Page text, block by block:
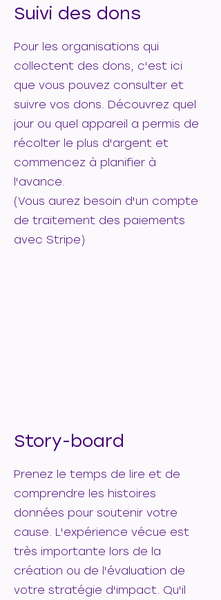
Suivi des dons
Pour les organisations qui
collectent des dons, c'est ici
que vous pouvez consulter et
suivre vos dons. Découvrez quel
jour ou quel appareil a permis de
récolter le plus d'argent et
commencez à planifier à
l'avance.
(Vous aurez besoin d'un compte
de traitement des paiements
avec Stripe)
Story-board
Prenez le temps de lire et de
comprendre les histoires
données pour soutenir votre
cause. L'expérience vécue est
très importante lors de la
création ou de l'évaluation de
votre stratégie d'impact. Qu'il